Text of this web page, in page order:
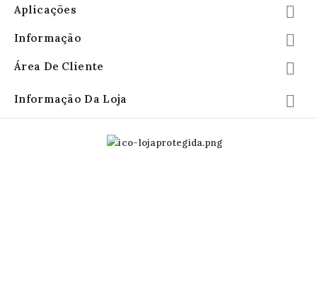
Aplicações 
Informação 
Área De Cliente 
Informação Da Loja 